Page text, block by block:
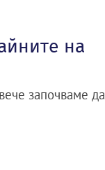
на
започваме да